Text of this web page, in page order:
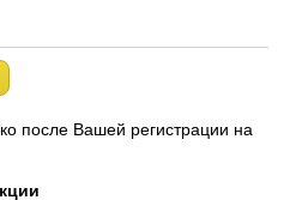
после Вашей регистрации на